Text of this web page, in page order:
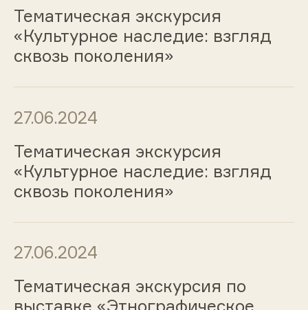
Тематическая экскурсия
«Культурное наследие: взгляд
сквозь поколения»
27.06.2024
Тематическая экскурсия
«Культурное наследие: взгляд
сквозь поколения»
27.06.2024
Тематическая экскурсия по